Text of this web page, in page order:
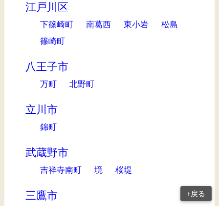
江戸川区
下篠崎町 南葛西 東小岩
松島
篠崎町
八王子市
万町 北野町
立川市
錦町
武蔵野市
吉祥寺南町 境 桜堤
三鷹市 ↑戻る